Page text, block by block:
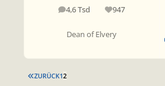
4,6 Tsd
Beiträge 947
Reputation
Dean of Elvery
ERSTE SEITE
ZURÜCK12